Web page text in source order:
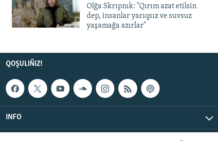
Olğa Skrıpnık: "Qırım azat etilsin
dep, insanlar yarıqsız ve suvsuz
yaşamağa azırlar"
QOŞULIÑIZ!
INFO